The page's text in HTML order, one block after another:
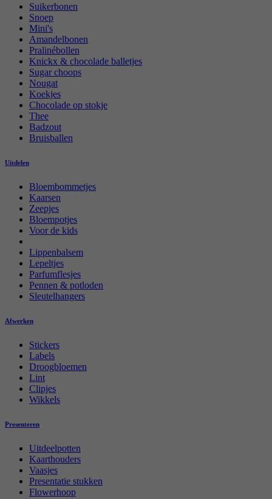
Suikerbonen
Snoep
Mini's
Amandelbonen
Pralinébollen
Knickx & chocolade balletjes
Sugar choops
Nougat
Koekjes
Chocolade op stokje
Thee
Badzout
Bruisballen
Uitdelen
Bloembommetjes
Kaarsen
Zeepjes
Bloempotjes
Voor de kids
Lippenbalsem
Lepeltjes
Parfumflesjes
Pennen & potloden
Sleutelhangers
Afwerken
Stickers
Labels
Droogbloemen
Lint
Clipjes
Wikkels
Presenteren
Uitdeelpotten
Kaarthouders
Vaasjes
Presentatie stukken
Flowerhoop